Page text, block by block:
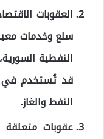
العقوبات
سلع وخدمات
النفطية
قد تُستخدم في
النفط والغاز.
عقوبات